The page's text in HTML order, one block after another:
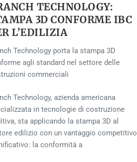
TECHNOLOGY:
3D CONFORME IBC
L’EDILIZIA
Technology porta la stampa 3D
agli standard nel settore delle
commerciali
Technology, azienda americana
in tecnologie di costruzione
sta applicando la stampa 3D al
edilizio con un vantaggio competitivo
la conformità a